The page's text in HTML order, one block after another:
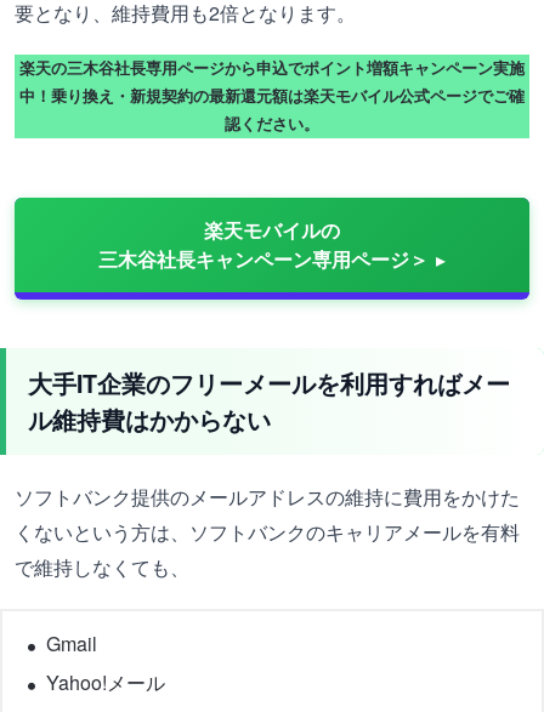
要となり、維持費用も2倍となります。
楽天の三木谷社長専用ページから申込でポイント増額キャンペーン実施
中！乗り換え・新規契約の最新還元額は楽天モバイル公式ページでご確
認ください。
楽天モバイルの
三木谷社長キャンペーン専用ページ＞
大手IT企業のフリーメールを利用すればメー
ル維持費はかからない
ソフトバンク提供のメールアドレスの維持に費用をかけた
くないという方は、ソフトバンクのキャリアメールを有料
で維持しなくても、
Gmail
Yahoo!メール